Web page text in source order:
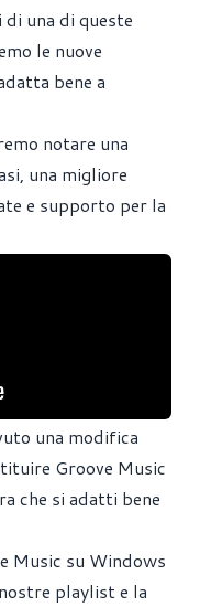
una di queste
le nuove
bene a
notare una
una migliore
e supporto per la
una modifica
Groove Music
che si adatti bene
Music su Windows
playlist e la